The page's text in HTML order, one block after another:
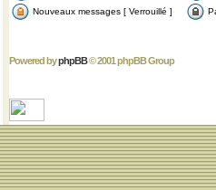
Nouveaux messages [ Verrouillé ]
Powered byphpBB© 2001 phpBB Group